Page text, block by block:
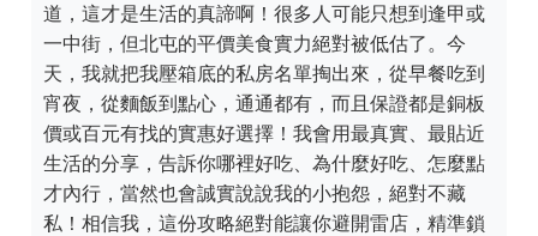
道，這才是生活的真諦啊！很多人可能只想到逢甲或
一中街，但北屯的平價美食實力絕對被低估了。今
天，我就把我壓箱底的私房名單掏出來，從早餐吃到
宵夜，從麵飯到點心，通通都有，而且保證都是銅板
價或百元有找的實惠好選擇！我會用最真實、最貼近
生活的分享，告訴你哪裡好吃、為什麼好吃、怎麼點
才內行，當然也會誠實說說我的小抱怨，絕對不藏
私！相信我，這份攻略絕對能讓你避開雷店，精準鎖